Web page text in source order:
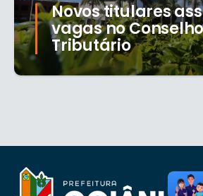
Novos titulares
vagas no
Tributário